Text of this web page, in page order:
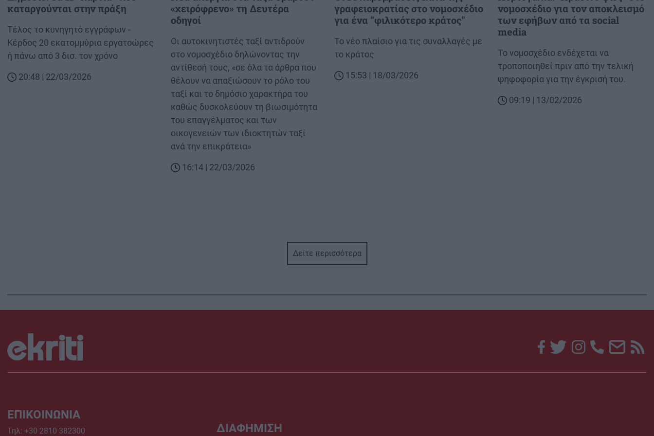
καταργούνται στην πράξη
Body
Τέλος το κυνηγητό εγγράφων -
Κέρδος 20 εκατομμύρια εργατοώρες
ή πάνω από 3 δισ. τον χρόνο
20:48 | 22/03/2026
«χειρόφρενο» τη Δευτέρα
οδηγοί
Body
Οι αυτοκινητιστές ταξί αντιδρούν
στο νομοσχέδιο δηλώνοντας την
αντίθεσή τους, «σε όλα τα άρθρα που
θέλουν να απαξιώσουν το ρόλο του
ταξί και το δημόσιο χαρακτήρα του
καθώς δυσκολεύουν τη βιωσιμότητα
του επαγγέλματος και των
οικογενειών των ιδιοκτητών ταξί
ανά την επικράτεια»
16:14 | 22/03/2026
γραφειοκρατίας στο νομοσχέδιο
για ένα "φιλικότερο κράτος"
Body
Το νέο πλαίσιο για τις συναλλαγές με
το κράτος
15:53 | 18/03/2026
νομοσχέδιο για τον αποκλεισμό
των εφήβων από τα social
media
Body
Το νομοσχέδιο ενδέχεται να
τροποποιηθεί πριν από την τελική
ψηφοφορία για την έγκρισή του.
09:19 | 13/02/2026
Δείτε περισσότερα
ΕΠΙΚΟΙΝΩΝΙΑ
Τηλ: +30 2810 382300 ΔΙΑΦΗΜΙΣΗ